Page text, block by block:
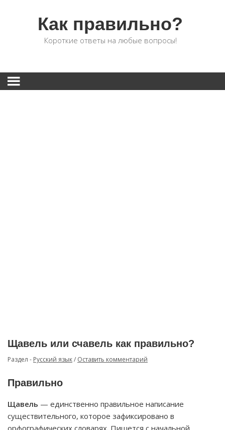
Как правильно?
Короткие ответы на любые вопросы!
Щавель или счавель как правильно?
Раздел - Русский язык/ Оставить комментарий
Правильно
Щавель — единственно правильное написание
существительного, которое зафиксировано в
орфографических словарях. Пишется с начальной